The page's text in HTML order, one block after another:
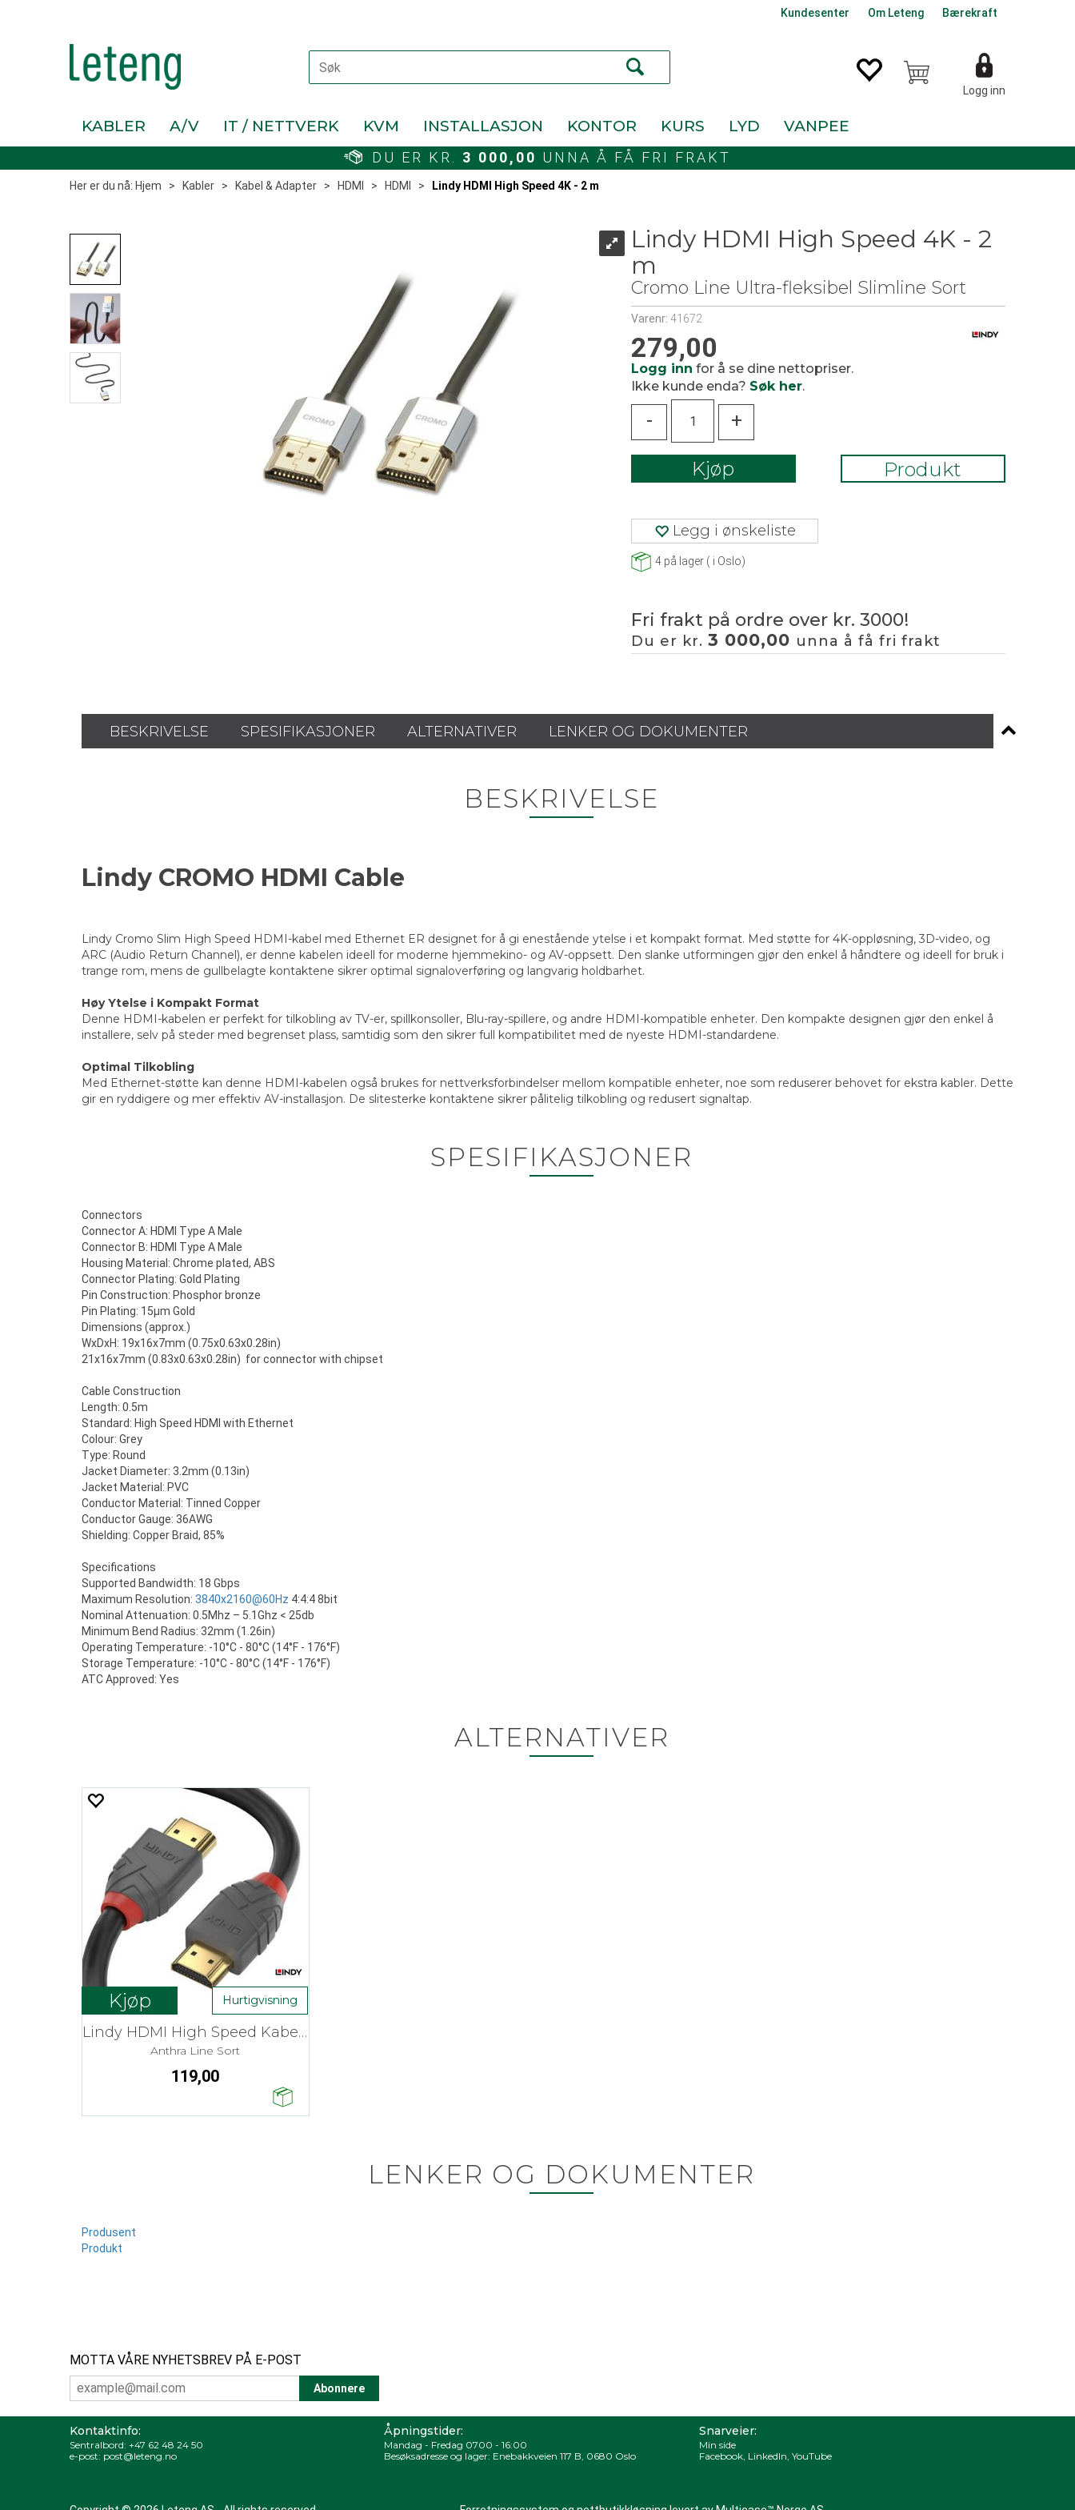
Kundesenter Om Leteng Bærekraft
Logg inn
KABLER A/V IT / NETTVERK KVM INSTALLASJON KONTOR KURS LYD VANPEE
DU ER KR. 3 000,00 UNNA Å FÅ FRI FRAKT
Her er du nå: Hjem > Kabler > Kabel & Adapter > HDMI > HDMI > Lindy HDMI High Speed 4K - 2 m
Lindy HDMI High Speed 4K - 2
m
Cromo Line Ultra-fleksibel Slimline Sort
Varenr: 41672
279,00
Logg inn for å se dine nettopriser.
Ikke kunde enda? Søk her.
- +
Kjøp Produkt
Legg i ønskeliste
4 på lager ( i Oslo)
Fri frakt på ordre over kr. 3000!
Du er kr. 3 000,00 unna å få fri frakt
BESKRIVELSE SPESIFIKASJONER ALTERNATIVER LENKER OG DOKUMENTER
BESKRIVELSE
Lindy CROMO HDMI Cable
Lindy Cromo Slim High Speed HDMI-kabel med Ethernet ER designet for å gi enestående ytelse i et kompakt format. Med støtte for 4K-oppløsning, 3D-video, og
ARC (Audio Return Channel), er denne kabelen ideell for moderne hjemmekino- og AV-oppsett. Den slanke utformingen gjør den enkel å håndtere og ideell for bruk i
trange rom, mens de gullbelagte kontaktene sikrer optimal signaloverføring og langvarig holdbarhet.
Høy Ytelse i Kompakt Format
Denne HDMI-kabelen er perfekt for tilkobling av TV-er, spillkonsoller, Blu-ray-spillere, og andre HDMI-kompatible enheter. Den kompakte designen gjør den enkel å
installere, selv på steder med begrenset plass, samtidig som den sikrer full kompatibilitet med de nyeste HDMI-standardene.
Optimal Tilkobling
Med Ethernet-støtte kan denne HDMI-kabelen også brukes for nettverksforbindelser mellom kompatible enheter, noe som reduserer behovet for ekstra kabler. Dette
gir en ryddigere og mer effektiv AV-installasjon. De slitesterke kontaktene sikrer pålitelig tilkobling og redusert signaltap.
SPESIFIKASJONER
Connectors
Connector A: HDMI Type A Male
Connector B: HDMI Type A Male
Housing Material: Chrome plated, ABS
Connector Plating: Gold Plating
Pin Construction: Phosphor bronze
Pin Plating: 15µm Gold
Dimensions (approx.)
WxDxH: 19x16x7mm (0.75x0.63x0.28in)
21x16x7mm (0.83x0.63x0.28in) for connector with chipset
Cable Construction
Length: 0.5m
Standard: High Speed HDMI with Ethernet
Colour: Grey
Type: Round
Jacket Diameter: 3.2mm (0.13in)
Jacket Material: PVC
Conductor Material: Tinned Copper
Conductor Gauge: 36AWG
Shielding: Copper Braid, 85%
Specifications
Supported Bandwidth: 18 Gbps
Maximum Resolution: 3840x2160@60Hz 4:4:4 8bit
Nominal Attenuation: 0.5Mhz – 5.1Ghz < 25db
Minimum Bend Radius: 32mm (1.26in)
Operating Temperature: -10°C - 80°C (14°F - 176°F)
Storage Temperature: -10°C - 80°C (14°F - 176°F)
ATC Approved: Yes
ALTERNATIVER
Kjøp Hurtigvisning
Lindy HDMI High Speed Kabel - 2 m
Anthra Line Sort
119,00
LENKER OG DOKUMENTER
Produsent
Produkt
MOTTA VÅRE NYHETSBREV PÅ E-POST
Kontaktinfo:
Sentralbord: +47 62 48 24 50
e-post: post@leteng.no
Åpningstider:
Mandag - Fredag 0700 - 16:00
Besøksadresse og lager: Enebakkveien 117 B, 0680 Oslo
Snarveier:
Min side
Facebook, LinkedIn YouTube